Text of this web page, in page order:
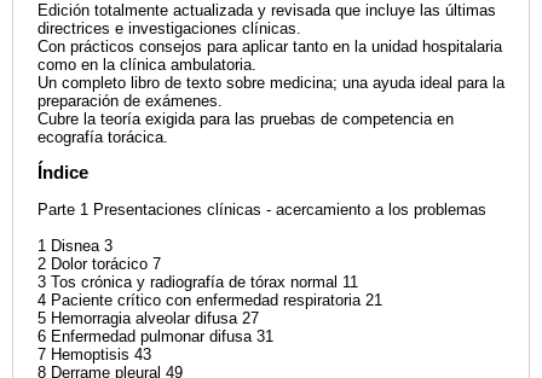
Edición totalmente actualizada y revisada que incluye las últimas
directrices e investigaciones clínicas.
Con prácticos consejos para aplicar tanto en la unidad hospitalaria
como en la clínica ambulatoria.
Un completo libro de texto sobre medicina; una ayuda ideal para la
preparación de exámenes.
Cubre la teoría exigida para las pruebas de competencia en
ecografía torácica.
Índice
Parte 1 Presentaciones clínicas - acercamiento a los problemas
1 Disnea 3
2 Dolor torácico 7
3 Tos crónica y radiografía de tórax normal 11
4 Paciente crítico con enfermedad respiratoria 21
5 Hemorragia alveolar difusa 27
6 Enfermedad pulmonar difusa 31
7 Hemoptisis 43
8 Derrame pleural 49